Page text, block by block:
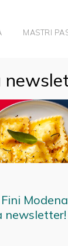
MASTRI
BELLE
newsletter!